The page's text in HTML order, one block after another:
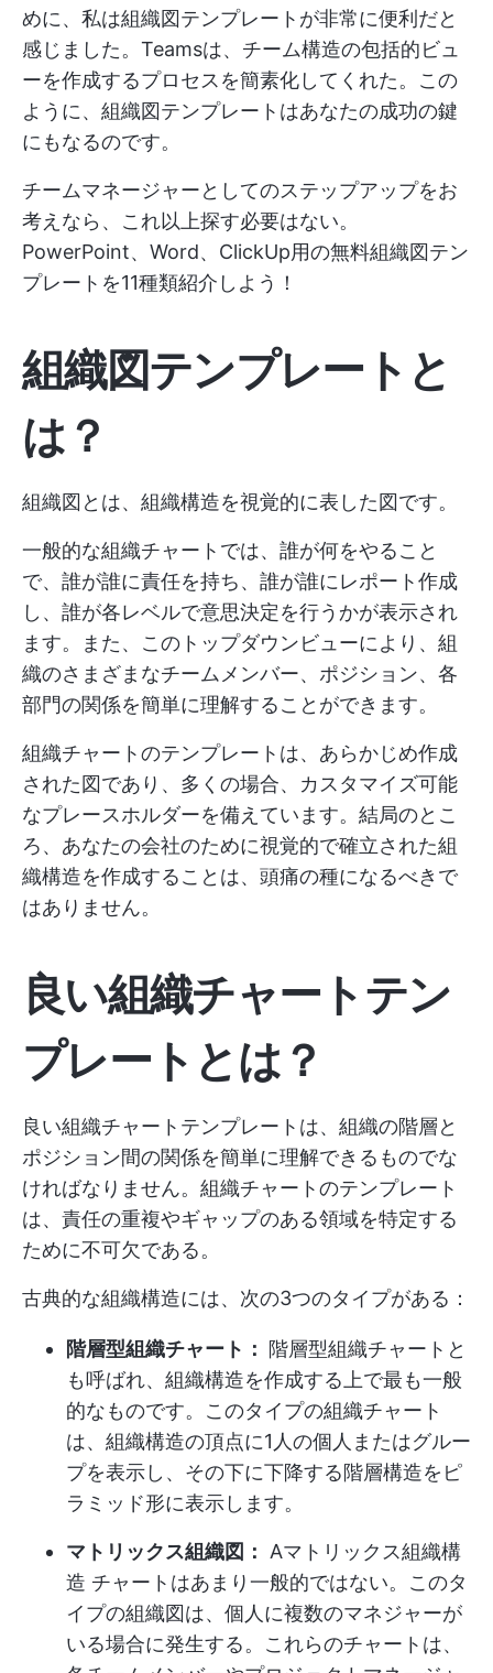
めに、私は組織図テンプレートが非常に便利だと
感じました。Teamsは、チーム構造の包括的ビュ
ーを作成するプロセスを簡素化してくれた。この
ように、組織図テンプレートはあなたの成功の鍵
にもなるのです。
チームマネージャーとしてのステップアップをお
考えなら、これ以上探す必要はない。
PowerPoint、Word、ClickUp用の無料組織図テン
プレートを11種類紹介しよう！
組織図テンプレートと
は？
組織図とは、組織構造を視覚的に表した図です。
一般的な組織チャートでは、誰が何をやること
で、誰が誰に責任を持ち、誰が誰にレポート作成
し、誰が各レベルで意思決定を行うかが表示され
ます。また、このトップダウンビューにより、組
織のさまざまなチームメンバー、ポジション、各
部門の関係を簡単に理解することができます。
組織チャートのテンプレートは、あらかじめ作成
された図であり、多くの場合、カスタマイズ可能
なプレースホルダーを備えています。結局のとこ
ろ、あなたの会社のために視覚的で確立された組
織構造を作成することは、頭痛の種になるべきで
はありません。
良い組織チャートテン
プレートとは？
良い組織チャートテンプレートは、組織の階層と
ポジション間の関係を簡単に理解できるものでな
ければなりません。組織チャートのテンプレート
は、責任の重複やギャップのある領域を特定する
ために不可欠である。
古典的な組織構造には、次の3つのタイプがある：
階層型組織チャート： 階層型組織チャートと
も呼ばれ、組織構造を作成する上で最も一般
的なものです。このタイプの組織チャート
は、組織構造の頂点に1人の個人またはグルー
プを表示し、その下に下降する階層構造をピ
ラミッド形に表示します。
マトリックス組織図： Aマトリックス組織構
造 チャートはあまり一般的ではない。このタ
イプの組織図は、個人に複数のマネジャーが
いる場合に発生する。これらのチャートは、